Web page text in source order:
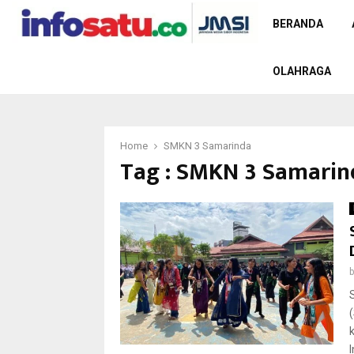
BERANDA
OLAHRAGA
Home SMKN 3 Samarinda
Tag : SMKN 3